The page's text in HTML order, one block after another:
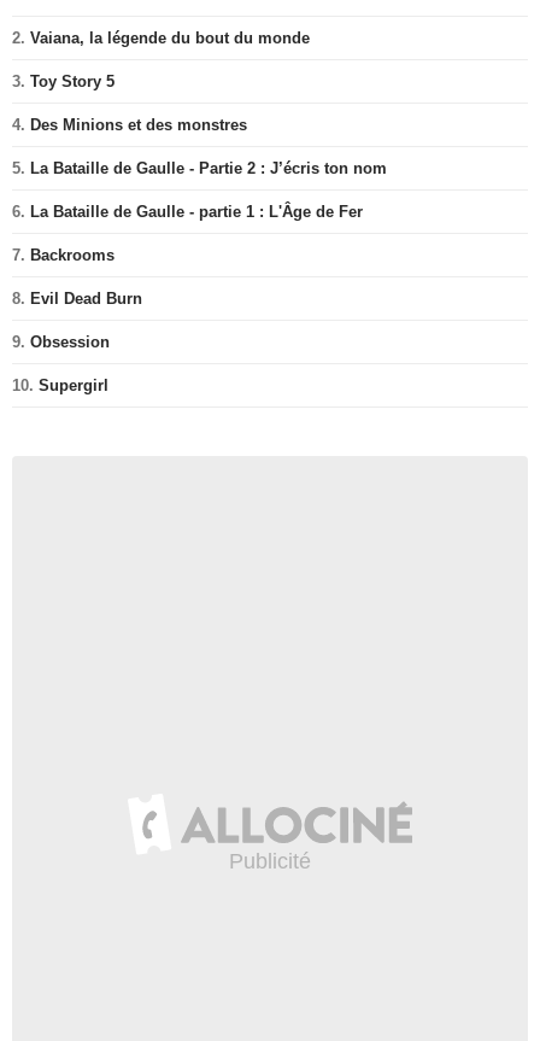
2. Vaiana, la légende du bout du monde
3. Toy Story 5
4. Des Minions et des monstres
5. La Bataille de Gaulle - Partie 2 : J’écris ton nom
6. La Bataille de Gaulle - partie 1 : L'Âge de Fer
7. Backrooms
8. Evil Dead Burn
9. Obsession
10. Supergirl